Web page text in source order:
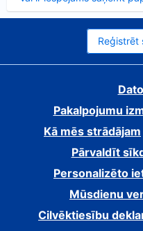
Reģistrēt
Pakalpojumu
Kā mēs strādājam
Pārvaldīt
Personalizēto
Mūsdienu
Cilvēktiesību